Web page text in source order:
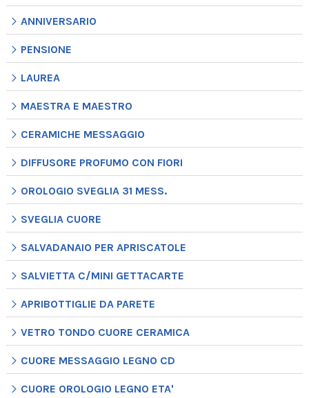
ANNIVERSARIO
PENSIONE
LAUREA
MAESTRA E MAESTRO
CERAMICHE MESSAGGIO
DIFFUSORE PROFUMO CON FIORI
OROLOGIO SVEGLIA 31 MESS.
SVEGLIA CUORE
SALVADANAIO PER APRISCATOLE
SALVIETTA C/MINI GETTACARTE
APRIBOTTIGLIE DA PARETE
VETRO TONDO CUORE CERAMICA
CUORE MESSAGGIO LEGNO CD
CUORE OROLOGIO LEGNO ETA'